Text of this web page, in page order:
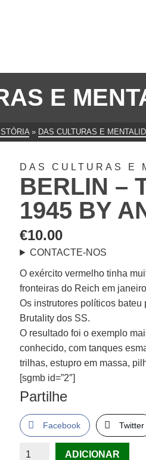
E
» DAS CULTURAS E
DAS CULTURAS E
BERLIN –
1945 BY
€10.00
CONTACTE-NOS
O exército vermelho tinha
fronteiras do Reich em
Os instrutores políticos
Brutality dos SS.
O resultado foi o exemplo
conhecido, com tanques
trilhas, estupro em massa,
[sgmb id=”2″]
Partilhe
Facebook Twitter
QuantidadeADICIONAR